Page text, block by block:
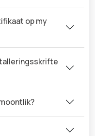
op my